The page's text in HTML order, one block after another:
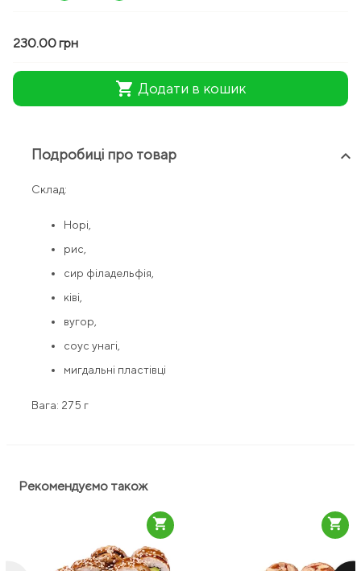
230.00 грн
shopping_cart Додати в кошик
Подробиці про товар keyboard_arrow_up
Склад:
Норі,
рис,
сир філадельфія,
ківі,
вугор,
соус унагі,
мигдальні пластівці
Вага: 275 г
Рекомендуємо також
shopping_cart shopping_cart